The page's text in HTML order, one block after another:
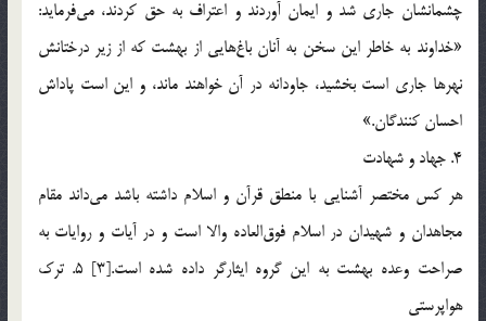
چشمانشان جاري شد و ايمان آوردند و اعتراف به حق كردند، مي‎فرمايد:
«خداوند به خاطر اين سخن به آنان باغ‎هايي از بهشت كه از زير درختانش
نهرها جاري است بخشيد، جاودانه در آن خواهند ماند، و اين است پاداش
احسان كنندگان.»
4. جهاد و شهادت
هر كس مختصر آشنايي با منطق قرآن و اسلام داشته باشد مي‎داند مقام
مجاهدان و شهيدان در اسلام فوق‎العاده والا است و در آيات و روايات به
صراحت وعده بهشت به اين گروه ايثارگر داده شده است.[3] 5. ترك
هواپرستي